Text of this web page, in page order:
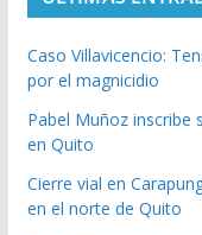
Caso Villavicencio:
por el magnicidio
Pabel Muñoz inscribe
en Quito
Cierre vial en
en el norte de Quito